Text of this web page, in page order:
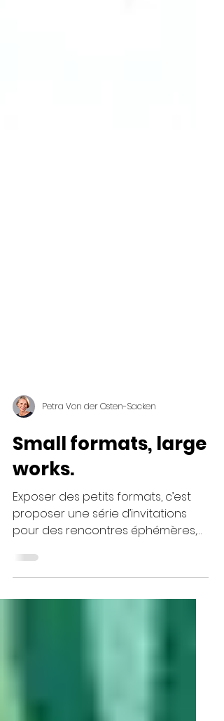
Petra Von der Osten-Sacken
Small formats, large
works.
proposer une série d’invitations
pour des rencontres éphémères,